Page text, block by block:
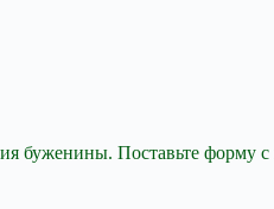
Поставьте форму с